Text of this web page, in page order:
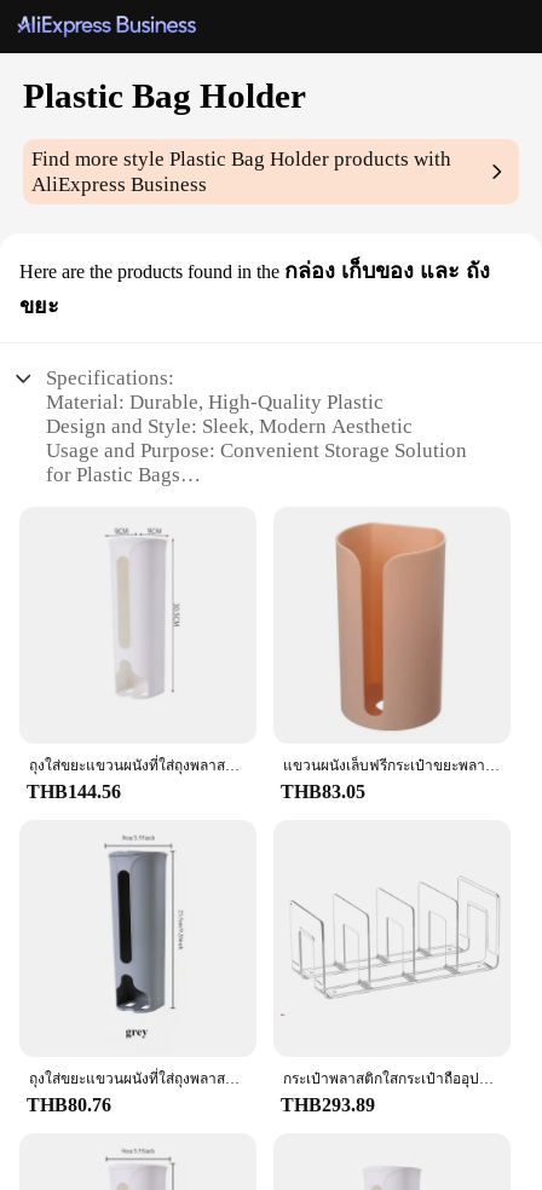
Plastic Bag Holder
Find more stylePlastic Bag Holder products with
AliExpress Business
Here are the products found in the กล่อง เก็บของ และ ถัง
ขยะ
Specifications:
Material: Durable, High-Quality Plastic
Design and Style: Sleek, Modern Aesthetic
Usage and Purpose: Convenient Storage Solution
for Plastic Bags
Shape or Size: Compact and Space-Efficient
Quantity: Available in Sets for Bulk Purchases
|Wholesale|Vendors|
**Efficient Storage Solution**
The Plastic Bag Holder is a practical and stylish
keep your plastic bags organized and easily
accessible, this holder is the perfect solution for
compact size ensures that it fits seamlessly into any
corner, making it an ideal choice for those with
limited space. The holder's durable construction is
crafted from high-quality plastic, ensuring that it
can withstand the daily wear and tear of frequent
**Versatile and Space-Saving**
This holder is not just a storage solution; it's a
any decor, adding a touch of elegance to your
surroundings. Whether you're a vendor looking to
practical storage solution, this holder is versatile
enough to cater to all your needs. Its lightweight
ถุงใส่ขยะแขวนผนังที่ใส่ถุงพลาสติกสำหรับห้องครัวกล่องเก็บของห้องน้ำถุงขยะที่ใส่ของในห้องครัวอุปกรณ์เสริมสำหรับห้องครัว
THB144.56
แขวนผนังเล็บฟรีกระเป๋าขยะพลาสติกผู้ถือติดตั้งถังขยะกล่องเก็บกระเป๋าผ้าฝ้าย Pad คอนเทนเนอร์สำหรับ Home Kitchen ห้องน้ำ
THB83.05
ถุงใส่ขยะแขวนผนังที่ใส่ถุงพลาสติกสำหรับห้องครัวกล่องเก็บของห้องน้ำถุงขยะที่ใส่ของในห้องครัวอุปกรณ์เสริมสำหรับห้องครัว
THB80.76
กระเป๋าพลาสติกใสกระเป๋าถืออุปกรณ์จัดระเบียบ4ส่วนกระเป๋าชั้นวางในตู้เสื้อผ้าช่องแบ่งกระเป๋าถือที่ใส่ออแกไนเซอร์จัดเก็บกระเป๋าถือชั้นวาง
THB293.89